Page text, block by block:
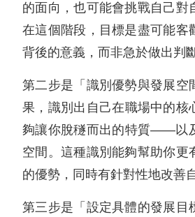
的面向，也可能會挑戰自己對
在這個階段，目標是盡可能客
背後的意義，而非急於做出判斷
第二步是「識別優勢與發展空
果，識別出自己在職場中的
夠讓你脫穟而出的特質——以
空間。這種識別能夠幫助你更
的優勢，同時有針對性地改善
第三步是「設定具體的發展目